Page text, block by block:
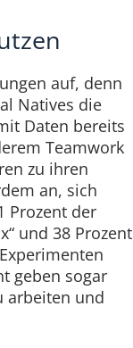
auf, denn
Natives die
Daten bereits
Teamwork
zu ihren
an, sich
Prozent der
und 38 Prozent
geben sogar
arbeiten und